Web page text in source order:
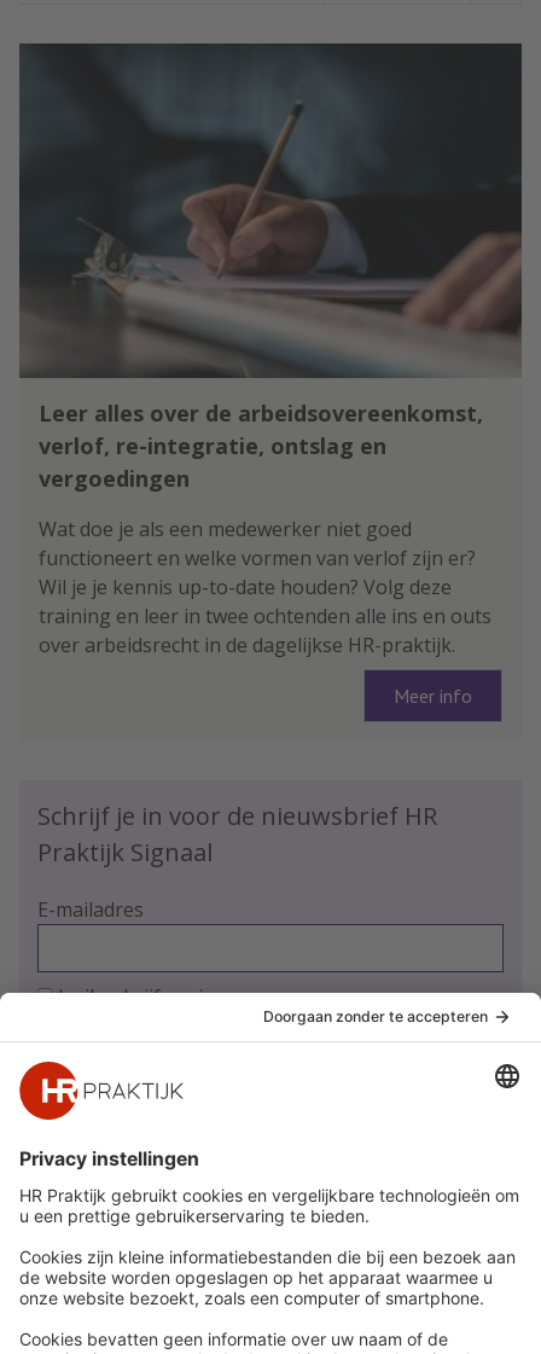
Leer alles over de arbeidsovereenkomst,
verlof, re-integratie, ontslag en
vergoedingen
Wat doe je als een medewerker niet goed
functioneert en welke vormen van verlof zijn er?
Wil je je kennis up-to-date houden? Volg deze
training en leer in twee ochtenden alle ins en outs
over arbeidsrecht in de dagelijkse HR-praktijk.
Meer info
Schrijf je in voor de nieuwsbrief HR
Praktijk Signaal
E-mailadres
Ja, ik schrijf me in
Snel naar
Nieuws
Whitepapers
Webinars
Meer
HR Academy
HR Podcast
CHRO